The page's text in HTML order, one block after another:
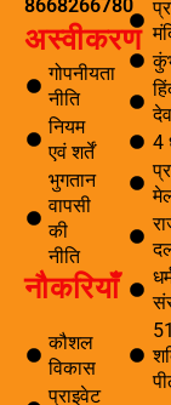
8668266780
अस्वीकरण
गोपनीयता
नीति
नियम
एवं शर्तें
भुगतान
वापसी
की
नीति
नौकरियाँ
कौशल
विकास
प्राइवेट
4
51